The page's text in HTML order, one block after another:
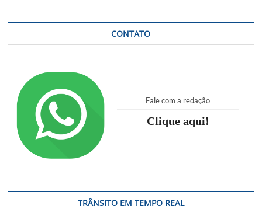
CONTATO
Fale com a redação
Clique aqui!
TRÂNSITO EM TEMPO REAL